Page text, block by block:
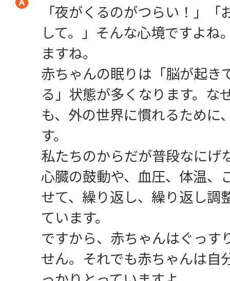
「夜がくるのがつらい！」
して。」そんな心境ですよね
ますね。
赤ちゃんの眠りは「脳が起き
る」状態が多くなります。な
も、外の世界に慣れるために
す。
私たちのからだが普段なにげ
心臓の鼓動や、血圧、体温、
せて、繰り返し、繰り返し調
ています。
ですから、赤ちゃんはぐっす
せん。それでも赤ちゃんは自